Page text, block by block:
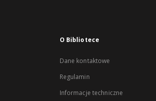
O Bibliotece
Dane kontaktowe
Regulamin
Informacje techniczne